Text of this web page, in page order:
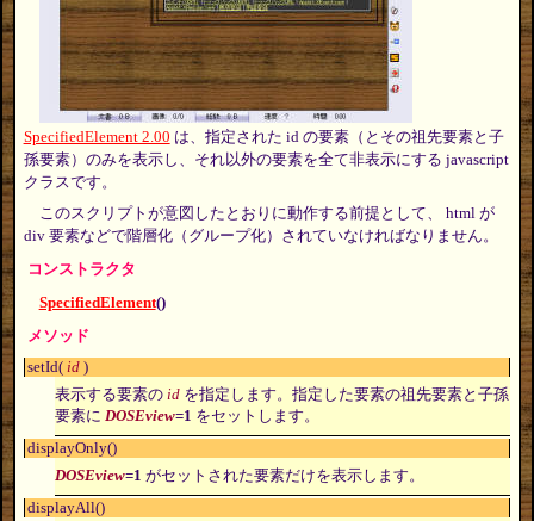
SpecifiedElement 2.00 は、指定された id の要素（とその祖先要素と子
孫要素）のみを表示し、それ以外の要素を全て非表示にする javascript
クラスです。
このスクリプトが意図したとおりに動作する前提として、 html が
div 要素などで階層化（グループ化）されていなければなりません。
コンストラクタ
SpecifiedElement()
メソッド
setId( id )
表示する要素の idを指定します。指定した要素の祖先要素と子孫
要素に DOSEview=1 をセットします。
displayOnly()
DOSEview=1 がセットされた要素だけを表示します。
displayAll()